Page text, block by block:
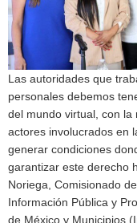
Las autoridades que
personales debemos
del mundo virtual, con la
actores involucrados en
generar condiciones
garantizar este derecho
Noriega, Comisionado
Información Pública y
de México y Municipios